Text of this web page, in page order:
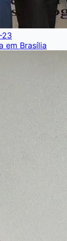
23
em Brasília